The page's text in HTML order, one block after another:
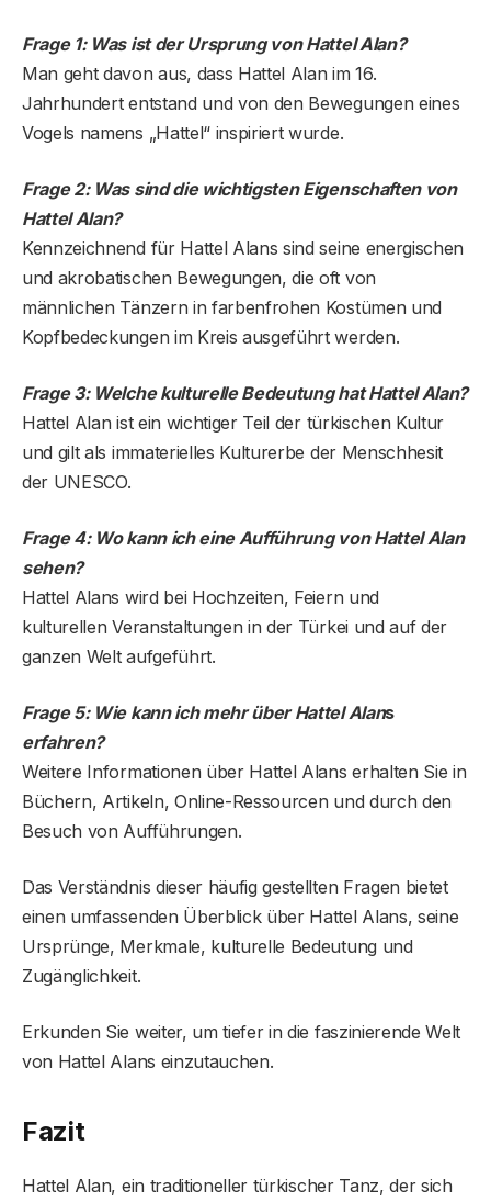
Frage 1: Was ist der Ursprung von Hattel Alan?
Man geht davon aus, dass Hattel Alan im 16.
Jahrhundert entstand und von den Bewegungen eines
Vogels namens „Hattel“ inspiriert wurde.
Frage 2: Was sind die wichtigsten Eigenschaften von
Hattel Alan?
Kennzeichnend für Hattel Alans sind seine energischen
und akrobatischen Bewegungen, die oft von
männlichen Tänzern in farbenfrohen Kostümen und
Kopfbedeckungen im Kreis ausgeführt werden.
Frage 3: Welche kulturelle Bedeutung hat Hattel Alan?
Hattel Alan ist ein wichtiger Teil der türkischen Kultur
und gilt als immaterielles Kulturerbe der Menschhesit
der UNESCO.
Frage 4: Wo kann ich eine Aufführung von Hattel Alan
sehen?
Hattel Alans wird bei Hochzeiten, Feiern und
kulturellen Veranstaltungen in der Türkei und auf der
ganzen Welt aufgeführt.
Frage 5: Wie kann ich mehr über Hattel Alans
erfahren?
Weitere Informationen über Hattel Alans erhalten Sie in
Büchern, Artikeln, Online-Ressourcen und durch den
Besuch von Aufführungen.
Das Verständnis dieser häufig gestellten Fragen bietet
einen umfassenden Überblick über Hattel Alans, seine
Ursprünge, Merkmale, kulturelle Bedeutung und
Zugänglichkeit.
Erkunden Sie weiter, um tiefer in die faszinierende Welt
von Hattel Alans einzutauchen.
Fazit
Hattel Alan, ein traditioneller türkischer Tanz, der sich